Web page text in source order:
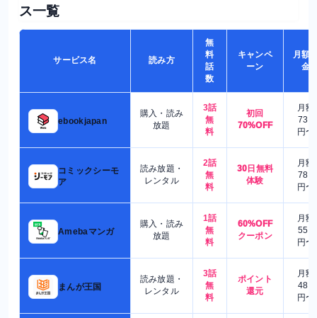
ス一覧
サービス名 読み方
無
料
話
数
キャンペ
ーン
月額
金
ebookjapan
購入・読み
放題
3話
無
料
初回
70%OFF
月額
730
円〜
コミックシーモ
ア
読み放題・
レンタル
2話
無
料
30日無料
体験
月額
780
円〜
Amebaマンガ
購入・読み
放題
1話
無
料
60%OFF
クーポン
月額
550
円〜
まんが王国
読み放題・
レンタル
3話
無
料
ポイント
還元
月額
480
円〜